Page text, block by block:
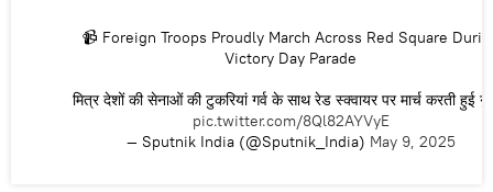
📹 Foreign Troops Proudly March Across Red Square
Victory Day Parade
मित्र देशों की सेनाओं की टुकरियां गर्व के साथ रेड स्क्वायर पर मार्च करती हुई
pic.twitter.com/8Ql82AYVyE
— Sputnik India (@Sputnik_India) May 9, 2025